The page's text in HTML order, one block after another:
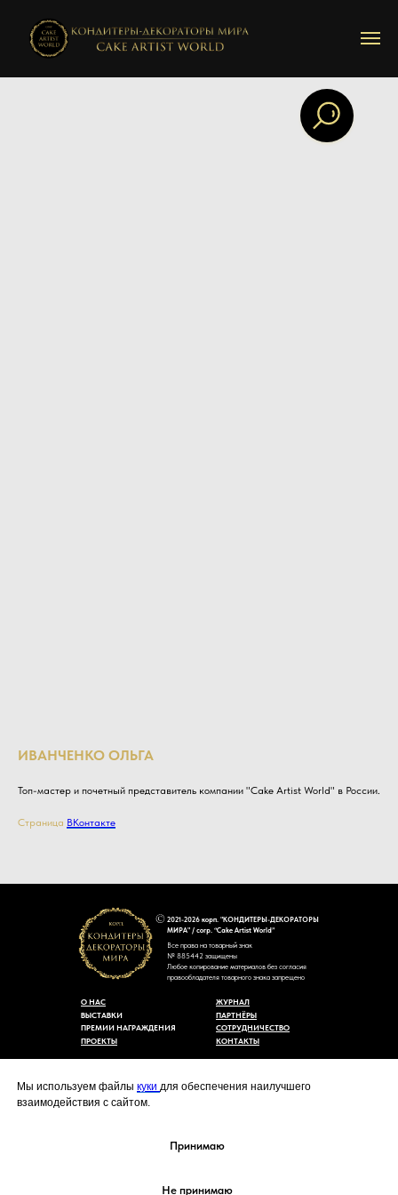
Мы используем файлы куки для обеспечения наилучшего
взаимодействия с сайтом.
Принимаю
Не принимаю
ИВАНЧЕНКО ОЛЬГА
Топ-мастер и почетный представитель компании "Cake Artist World" в России.
Страница ВКонтакте
2021-2026 корп. "КОНДИТЕРЫ-ДЕКОРАТОРЫ
МИРА" / corp. “Cake Artist World”
Все права на товарный знак
№ 885442 защищены
Любое копирование материалов без согласия
правообладателя товарного знака запрещено
cakeartistworld@mail.ru
КОНТАКТЫ
СОТРУДНИЧЕСТВО
ЖУРНАЛ
ПАРТНЁРЫ
ПРЕМИИ НАГРАЖДЕНИЯ
ПРОЕКТЫ
ВЫСТАВКИ
О НАС
Политика конфиденциальности
Согласие на обработку персональных данных